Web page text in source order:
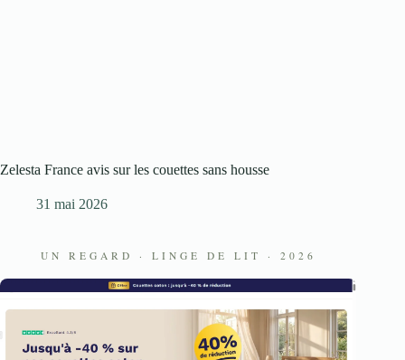
Zelesta France avis sur les couettes sans housse
31 mai 2026
UN REGARD · LINGE DE LIT · 2026